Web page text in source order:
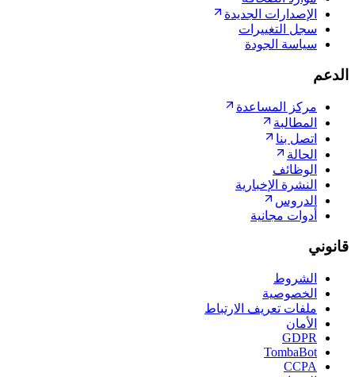
الإصدارات الجديدة
سجل التغييرات
سياسة الجودة
الدعم
مركز المساعدة
المطالبة
اتصل بنا
الحالة
الوظائف
النشرة الإخبارية
الدروس
أدوات مجانية
قانوني
الشروط
الخصوصية
ملفات تعريف الارتباط
الأمان
GDPR
TombaBot
CCPA